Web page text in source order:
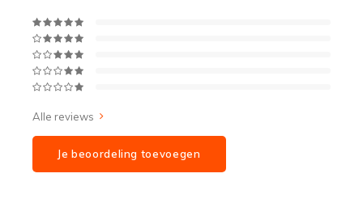
Alle reviews
Je beoordeling toevoegen